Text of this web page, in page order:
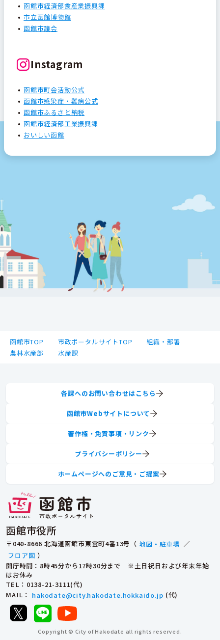
函館市経済部食産業振興課
市立函館博物館
函館市議会
Instagram
函館市町会活動公式
函館市感染症・難病公式
函館市ふるさと納税
函館市経済部工業振興課
おいしい函館
函館市TOP 市政ポータルサイトTOP
組織・部署
農林水産部
水産課
函館市役所
〒040-8666 北海道函館市東雲町4番13号（ 地図・駐車場 ／
フロア図 ）
開庁時間：8時45分から17時30分まで ※土日祝日および年末年始
はお休み
TEL ：0138-21-3111(代)
MAIL ： hakodate@city.hakodate.hokkaido.jp (代)
各課へのお問い合わせはこちら
函館市Webサイトについて
著作権・免責事項・リンク
プライバシーポリシー
ホームページへのご意見・ご提案
Copyright © City of Hakodate all rights reserved.